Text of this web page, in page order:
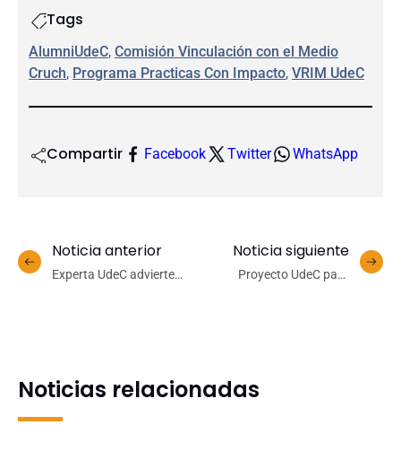
Tags
AlumniUdeC, Comisión Vinculación con el Medio
Cruch, Programa Practicas Con Impacto, VRIM UdeC
Compartir Facebook Twitter WhatsApp
Noticia anterior
Experta UdeC advierte
Noticia siguiente
Proyecto UdeC para
Noticias relacionadas